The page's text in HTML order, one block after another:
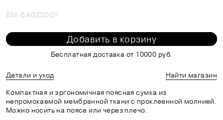
BM-BAG25DGY
Добавить в корзину
Бесплатная доставка от 10000 руб.
Детали и уход
Найти магазин
Компактная и эргономичная поясная сумка из
непромокаемой мембранной ткани с проклеенной молнией.
Можно носить на поясе или через плечо.